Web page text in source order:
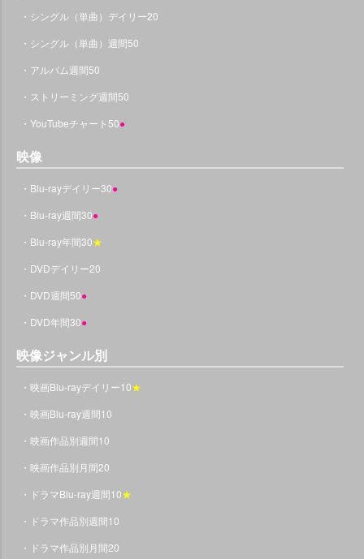
・シングル（単曲）デイリー20
・シングル（単曲）週間50
・アルバム週間50
・ストリーミング週間50
・YouTubeチャート50●
映像
・Blu-rayデイリー30●
・Blu-ray週間30●
・Blu-ray年間30★
・DVDデイリー20
・DVD週間50●
・DVD年間30●
映像ジャンル別
・映画Blu-rayデイリー10★
・映画Blu-ray週間10
・映画作品別週間10
・映画作品別月間20
・ドラマBlu-ray週間10★
・ドラマ作品別週間10
・ドラマ作品別月間20